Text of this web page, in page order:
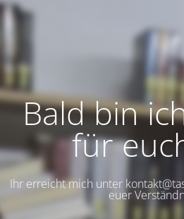
Bald bin
für
Ihr erreicht mich unter
euer